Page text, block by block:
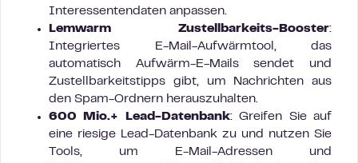
Interessentendaten anpassen.
Lemwarm Zustellbarkeits-Booster:
Integriertes E-Mail-Aufwärmtool, das
automatisch Aufwärm-E-Mails sendet und
Zustellbarkeitstipps gibt, um Nachrichten aus
den Spam-Ordnern herauszuhalten.
600 Mio.+ Lead-Datenbank: Greifen Sie auf
eine riesige Lead-Datenbank zu und nutzen Sie
Tools, um E-Mail-Adressen und